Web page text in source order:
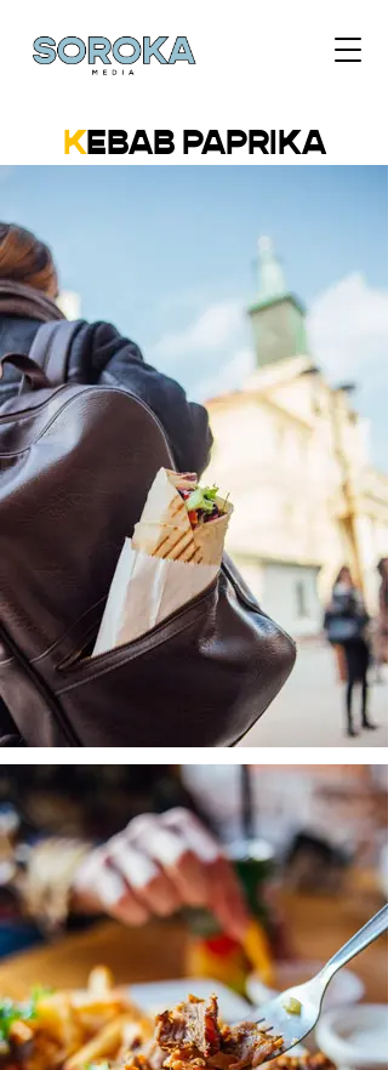
KEBAB PAPRIKA